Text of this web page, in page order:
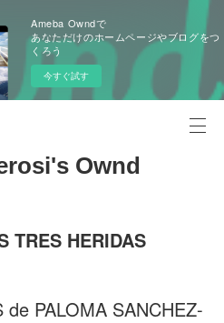
Ameba Owndで
あなただけのホームページやブログをつ
くろう
今すぐ試す
Ownd
HERIDAS
de PALOMA SANCHEZ-